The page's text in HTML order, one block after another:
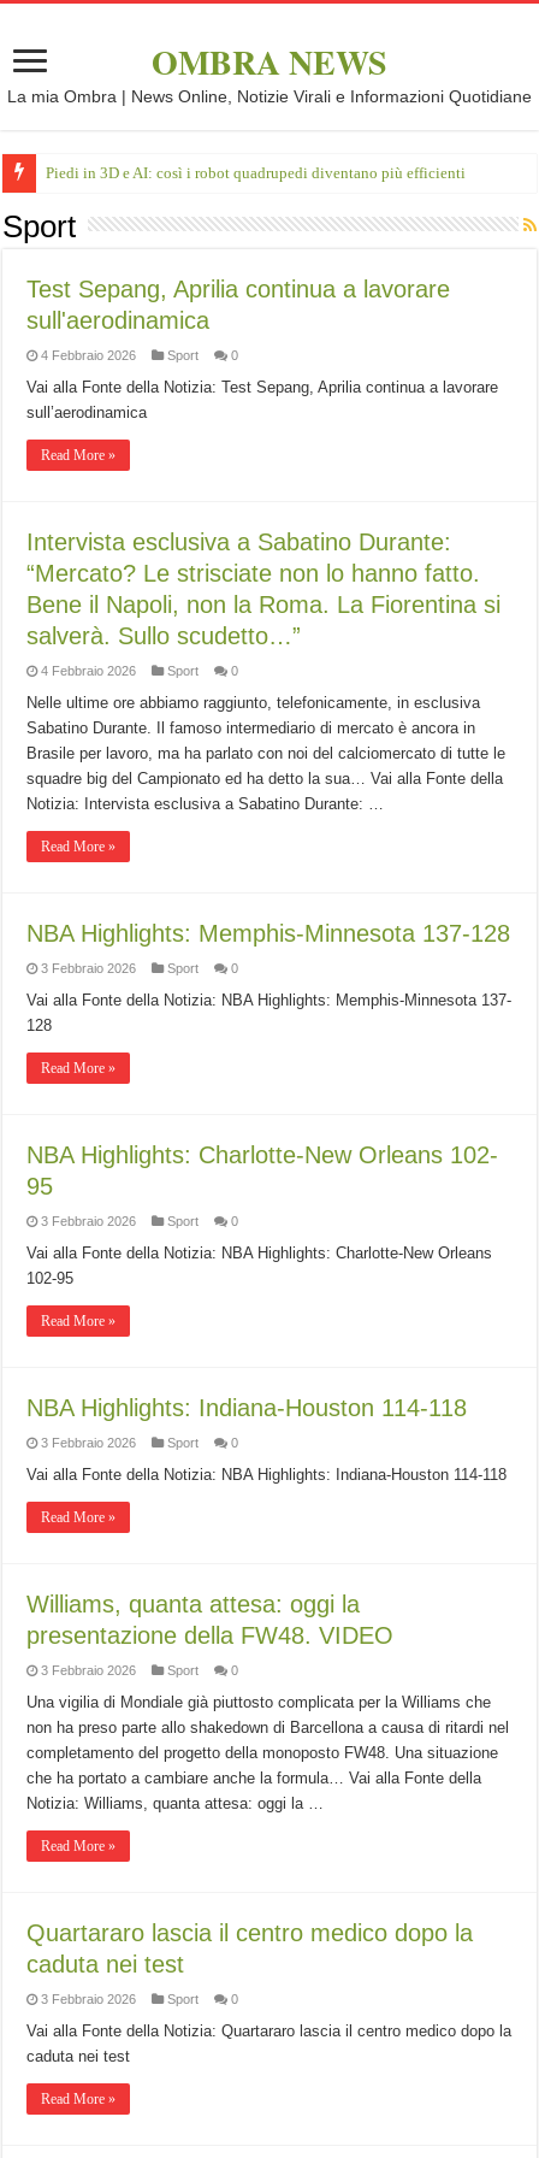
OMBRA NEWS
La mia Ombra | News Online, Notizie Virali e Informazioni Quotidiane
Piedi in 3D e AI: così i robot quadrupedi diventano più efficienti
Sport
Test Sepang, Aprilia continua a lavorare
sull'aerodinamica
4 Febbraio 2026 Sport 0
Vai alla Fonte della Notizia: Test Sepang, Aprilia continua a lavorare
sull’aerodinamica
Read More »
Intervista esclusiva a Sabatino Durante:
“Mercato? Le strisciate non lo hanno fatto.
Bene il Napoli, non la Roma. La Fiorentina si
salverà. Sullo scudetto…”
4 Febbraio 2026 Sport 0
Nelle ultime ore abbiamo raggiunto, telefonicamente, in esclusiva
Sabatino Durante. Il famoso intermediario di mercato è ancora in
Brasile per lavoro, ma ha parlato con noi del calciomercato di tutte le
squadre big del Campionato ed ha detto la sua… Vai alla Fonte della
Notizia: Intervista esclusiva a Sabatino Durante: …
Read More »
NBA Highlights: Memphis-Minnesota 137-128
3 Febbraio 2026 Sport 0
Vai alla Fonte della Notizia: NBA Highlights: Memphis-Minnesota 137-
128
Read More »
NBA Highlights: Charlotte-New Orleans 102-
95
3 Febbraio 2026 Sport 0
Vai alla Fonte della Notizia: NBA Highlights: Charlotte-New Orleans
102-95
Read More »
NBA Highlights: Indiana-Houston 114-118
3 Febbraio 2026 Sport 0
Vai alla Fonte della Notizia: NBA Highlights: Indiana-Houston 114-118
Read More »
Williams, quanta attesa: oggi la
presentazione della FW48. VIDEO
3 Febbraio 2026 Sport 0
Una vigilia di Mondiale già piuttosto complicata per la Williams che
non ha preso parte allo shakedown di Barcellona a causa di ritardi nel
completamento del progetto della monoposto FW48. Una situazione
che ha portato a cambiare anche la formula… Vai alla Fonte della
Notizia: Williams, quanta attesa: oggi la …
Read More »
Quartararo lascia il centro medico dopo la
caduta nei test
3 Febbraio 2026 Sport 0
Vai alla Fonte della Notizia: Quartararo lascia il centro medico dopo la
caduta nei test
Read More »